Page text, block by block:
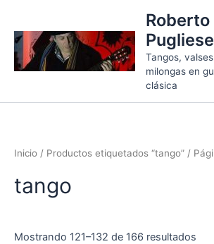
contenido
Roberto
Tangos,
milongas en
clásica
Inicio / Productos etiquetados “tango” /
tango
Mostrando 121–132 de 166 resultados
por
más